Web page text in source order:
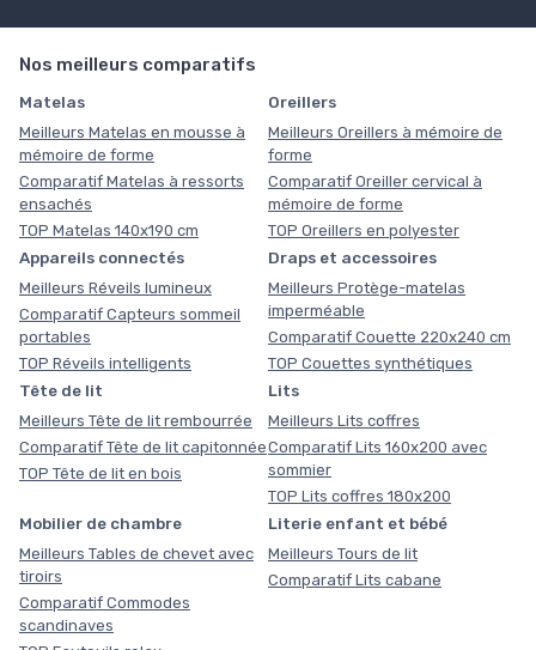
Nos meilleurs comparatifs
Matelas
Meilleurs Matelas en mousse à
mémoire de forme
Comparatif Matelas à ressorts
ensachés
TOP Matelas 140x190 cm
Oreillers
Meilleurs Oreillers à mémoire de
forme
Comparatif Oreiller cervical à
mémoire de forme
TOP Oreillers en polyester
Appareils connectés
Meilleurs Réveils lumineux
Comparatif Capteurs sommeil
portables
TOP Réveils intelligents
Draps et accessoires
Meilleurs Protège-matelas
imperméable
Comparatif Couette 220x240 cm
TOP Couettes synthétiques
Tête de lit
Meilleurs Tête de lit rembourrée
Comparatif Tête de lit capitonnée
TOP Tête de lit en bois
Lits
Meilleurs Lits coffres
Comparatif Lits 160x200 avec
sommier
TOP Lits coffres 180x200
Mobilier de chambre
Meilleurs Tables de chevet avec
tiroirs
Comparatif Commodes
scandinaves
Literie enfant et bébé
Meilleurs Tours de lit
Comparatif Lits cabane